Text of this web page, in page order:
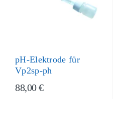
pH-Elektrode für
Vp2sp-ph
88,00 €